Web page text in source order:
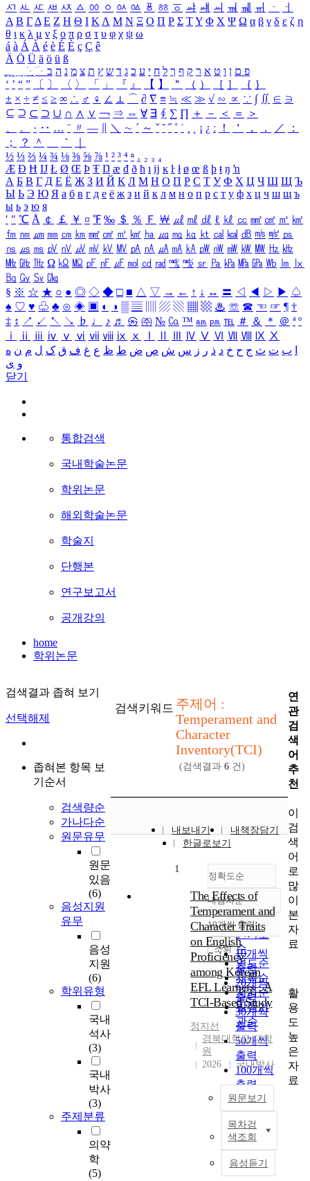
ㅺ ㅻ ㅼ ㅽ ㅾ ㅿ ㆀ ㆁ ㆂ ㆃ ㆄ ㆅ ㆆ ㆇ ㆈ ㆉ ㆊ ㆋ ㆌ ㆍ
ㆎ
Α Β ΓΔ Ε Ζ Η Θ Ι ΚΛ Μ Ν Ξ Ο Π Ρ Σ ΤΥ Φ Χ Ψ Ω α β γ δ ε ζ η
θ ι κ λ μ ν ξ ο π ρ σ τ υ φ χ ψ ω
á à Á À é è É È ç Ç ê
Ä Ö Ü ä ö ü ß
ִֶֹ ֻּ ׁׂ פ ם ן ו ט א ר ק ף ך ל ח י ע כ ג ד ש ץ ת צ מ נ ה ב
‘ ’ “ ” 〔 〕 〈 〉 「 」 『 』 【 】 ＂ （ ） ［ ］ ｛ ｝
± × ÷ ≠ ≤ ≥ ∞ ∴ ♂ ♀ ∠ ⊥ ⌒ ∂ ∇ ≡ ≒ ≪ ≫ √ ∽ ∝ ∵ ∫ ∬ ∈ ∋
⊆ ⊇ ⊂ ⊃ ∪ ∩ ∧ ∨ ￢ ⇒ ⇔ ∀ ∃ ∮ ∑ ∏ ＋ － ＜ ＝
＞
、
。 · ‥ … ¨ 〃 ― ＼ ∼ ´ ～ ˇ ˘ ˝ ˚ ˙ ¸ ¡ ¿ ː ！ ＇ ， ． ／
：
；
？ ＾ ｀
½ ⅓ ⅔ ¼ ¾ ⅛ ⅜ ⅝ ⅞ ¹ ² ³ ⁴ ⁿ ₁ ₂ ₃ ₄
Æ Ð Ħ Ĳ Ł Ø Œ Þ Ŧ Ŋ æ đ ð ħ ı ĳ ĸ ŀ ł ø œ ß þ ŧ ŋ ŉ
А Б В Г Д Е Ё Ж З И Й К Л М Н О П Р С Т У Ф Х Ц Ч Ш Щ Ъ
Ы Ь Э Ю Я а б в г д е ё ж з и й к л м н о п р с т у ф х ц ч ш щ ъ
ы ь э ю я
′ ″ ℃ Å ￠ ￡ ￥ ¤ ℉ ‰ ＄ ％ Ｆ ￦ ㎕ ㎖ ㎗ ℓ ㎘ ㏄ ㎣ ㎤ ㎥ ㎦
㎙ ㎚ ㎛ ㎜ ㎝ ㎞ ㎟ ㎠ ㎡ ㎢ ㏊ ㎍ ㎎ ㎏ ㏏ ㎈ ㎉ ㏈ ㎧ ㎨ ㎰
㎱ ㎲ ㎳ ㎴ ㎵ ㎶ ㎷ ㎸ ㎹ ㎀ ㎁ ㎂ ㎃ ㎄ ㎺ ㎻ ㎽ ㎾ ㎿ ㎐ ㎑
㎒ ㎓ ㎔ Ω ㏀ ㏁ ㎊ ㎋ ㎌ ㏖ ㏅ ㎭ ㎮ ㎯ ㏛ ㎩ ㎪ ㎫ ㎬ ㏝ ㏐
㏓
㏃ ㏉ ㏜ ㏆
§ ※ ☆ ★ ○ ● ◎ ◇ ◆ □ ■ △ ▽ → ← ↑ ↓ ↔ 〓 ◁ ◀ ▷ ▶ ♤
♠ ♡ ♥ ♧ ♣ ⊙ ◈ ▣ ◐ ◑ ▒ ▤ ▨ ▧ ▦ ▩ ♨ ☏ ☎ ☜ ☞ ¶ †
‡ ↕ ↗ ↙ ↖ ↘ ♭ ♩ ♪ ♬ ㉿ ㈜ № ㏇ ™ ㏂ ㏘ ℡ ＃ ＆ ＊ ＠ ª º
ⅰ
ⅱ ⅲ ⅳ ⅴ ⅵ ⅶ ⅷ ⅸ ⅹ Ⅳ Ⅴ Ⅵ Ⅶ Ⅷ Ⅸ Ⅹ
ب ت ث ج ح خ د ذ ر ز س ش ص ض ط ظ ع غ ف ق ک ل م ن ه
و ی
닫기
통합검색
국내학술논문
학위논문
해외학술논문
학술지
단행본
연구보고서
공개강의
home
학위논문
검색결과 좁혀 보기
선택해제
좁혀본 항목 보
기순서
검색량순
가나다순
원문유무
원문
있음
(6)
음성지원
유무
음성
지원
(6)
학위유형
국내
석사
(3)
국내
박사
(3)
주제분류
의약
학
(5)
검색키워드 주제어 :
Temperament and
Character
Inventory(TCI)
(검색결과 6 건)
내보내기
내책장담기
한글로보기
정확도순
정확도
순
인기도
순
연도순
제목순
저자순
발행기
관순
내림차순
내림차순
10개씩 출력
10개씩
출력
20개씩
출력
30개씩
출력
50개씩
출력
100개씩
출력
조회
1
The Effects of
Temperament and
Character Traits
on English
Proficiency
among Korean
EFL Learners : A
TCI-Based Study
정지선
경북대학교 대학
원
2026
국내박사
원문보기
목차검
색조회
음성듣기
연
관
검
색
어
추
천
이
검
색
어
로
많
이
본
자
료
활
용
도
높
은
자
료